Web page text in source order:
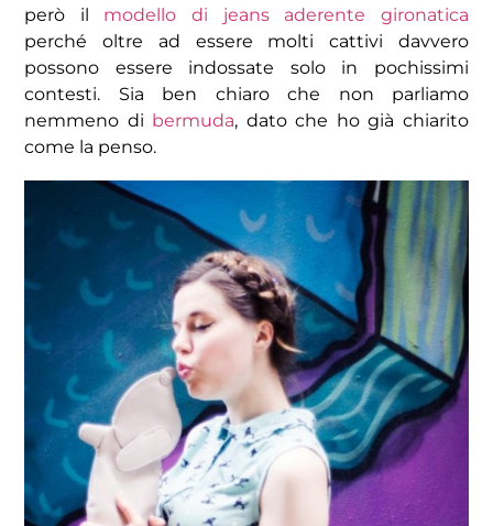
però il modello di jeans aderente gironatica
perché oltre ad essere molti cattivi davvero
possono essere indossate solo in pochissimi
contesti. Sia ben chiaro che non parliamo
nemmeno di bermuda, dato che ho già chiarito
come la penso.